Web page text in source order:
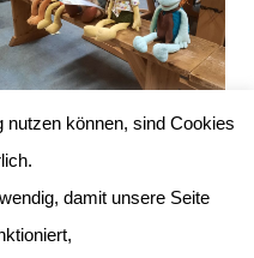
nutzen können, sind Cookies
damit unsere Seite